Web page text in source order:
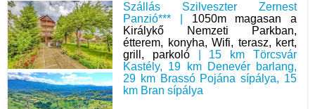
Szállás Szilveszter Zernest
Panzió*** | 1050m magasan a
Királykő Nemzeti Parkban,
étterem, konyha, Wifi, terasz, kert,
grill, parkoló| 15 km Törcsvár
Kastély, 19 km Denevér barlang,
29 km Brassó Pojána sípálya, 15
km Bran sípálya